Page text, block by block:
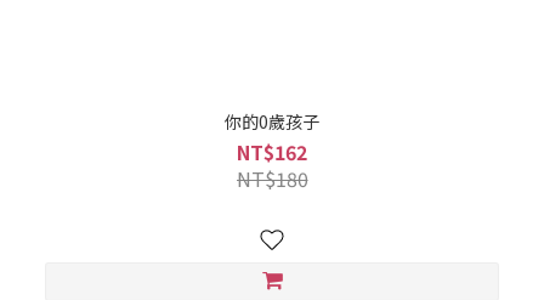
你的0歲孩子
NT$162
NT$180